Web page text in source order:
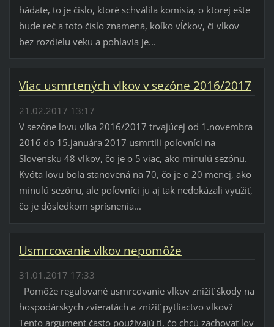
hádate, to je číslo, ktoré schválila komisia, o ktorej ešte
bude reč a toto číslo znamená, koľko vĺčkov, či vlkov
bez rozdielu veku a pohlavia je...
Viac usmrtených vlkov v sezóne 2016/2017
21.02.2017 13:17
V sezóne lovu vlka 2016/2017 trvajúcej od 1.novembra
2016 do 15.januára 2017 usmrtili poľovníci na
Slovensku 48 vlkov, čo je o 5 viac, ako minulú sezónu.
Kvóta lovu bola stanovená na 70, čo je o 20 menej, ako
minulú sezónu, ale poľovníci ju aj tak nedokázali využiť,
čo je dôsledkom sprísnenia...
Usmrcovanie vlkov nepomôže
31.01.2017 17:33
Pomôže regulované usmrcovanie vlkov znížiť škody na
hospodárskych zvieratách a znížiť pytliactvo vlkov?
Tento argument často používajú tí, čo chcú zachovať lov